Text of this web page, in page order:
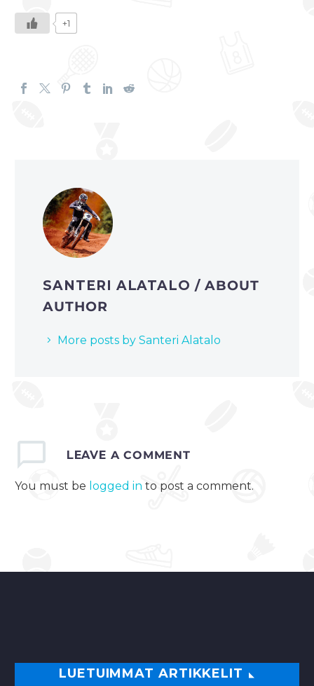
+1
SANTERI ALATALO/ ABOUT
AUTHOR
More posts by Santeri Alatalo
LEAVE A COMMENT
You must be logged in to post a comment.
LUETUIMMAT ARTIKKELIT